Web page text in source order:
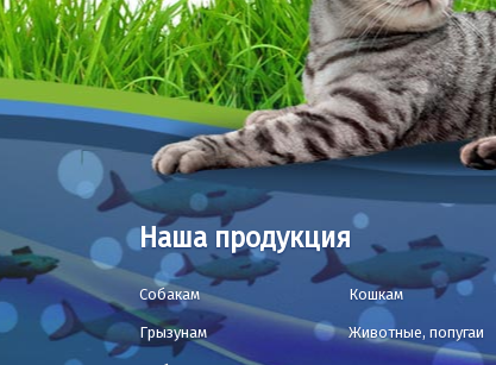
Наша продукция
Собакам Кошкам
Грызунам Животные, попугаи